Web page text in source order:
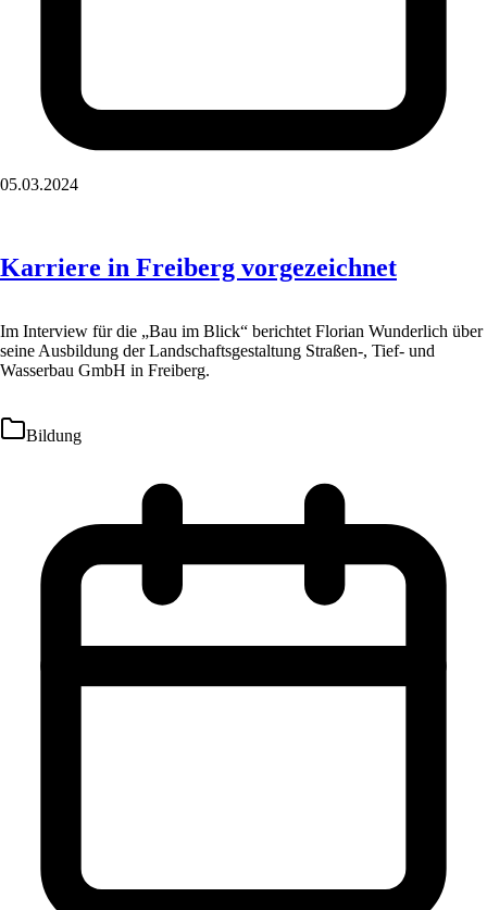
05.03.2024
Karriere in Freiberg vorgezeichnet
Im Interview für die „Bau im Blick“ berichtet Florian Wunderlich über
seine Ausbildung der Landschaftsgestaltung Straßen-, Tief- und
Wasserbau GmbH in Freiberg.
Bildung